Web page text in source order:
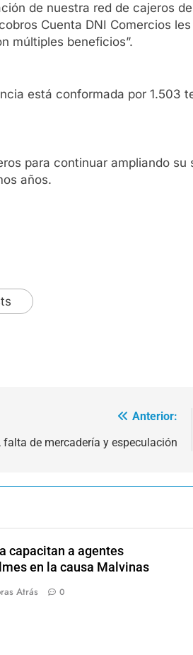
de nuestra red de cajeros
Cuenta DNI Comercios
múltiples beneficios”.
está conformada por
para continuar ampliando
años.
Anterior:
de mercadería y especulación
capacitan a agentes
en la causa Malvinas
Atrás 0